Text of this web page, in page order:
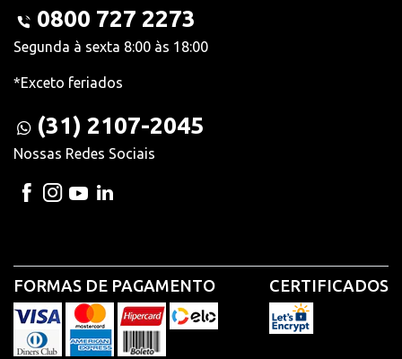
0800 727 2273
Segunda à sexta 8:00 às 18:00
*Exceto feriados
(31) 2107-2045
Nossas Redes Sociais
FORMAS DE PAGAMENTO CERTIFICADOS